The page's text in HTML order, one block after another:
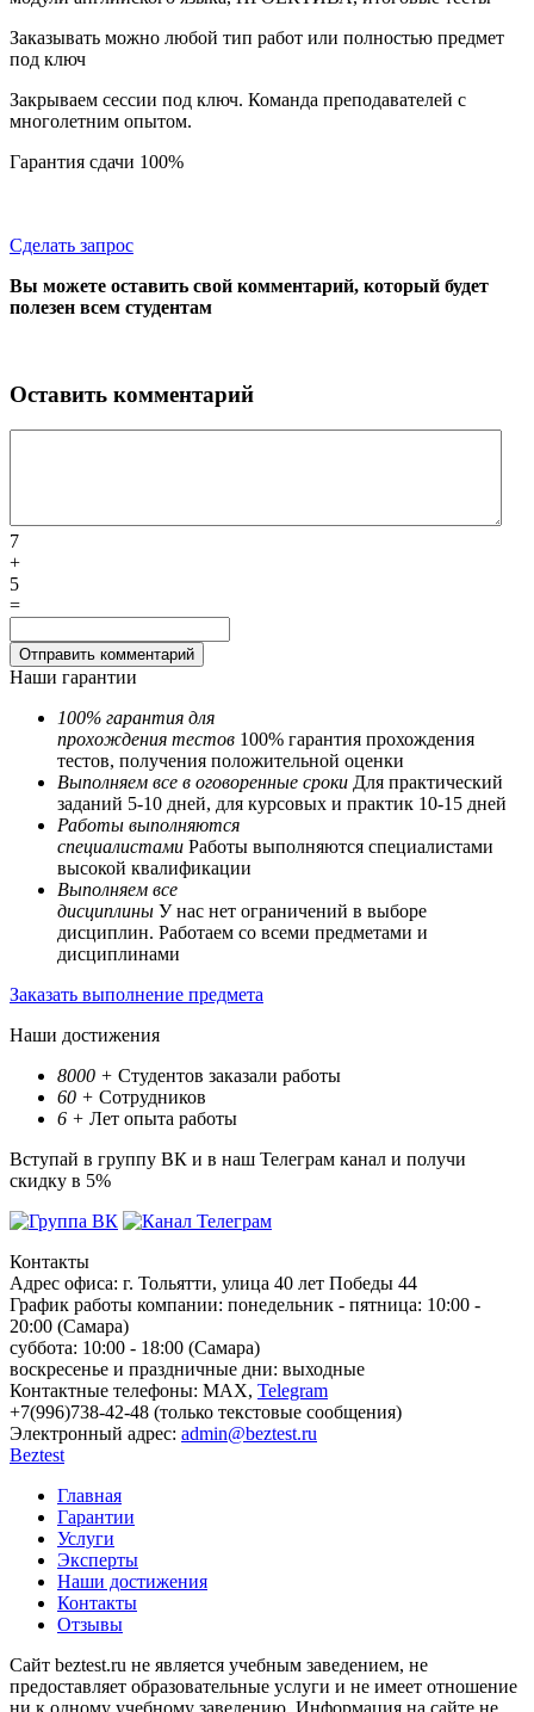
Заказывать можно любой тип работ или полностью предмет
под ключ
Закрываем сессии под ключ. Команда преподавателей с
многолетним опытом.
Гарантия сдачи 100%
Сделать запрос
Вы можете оставить свой комментарий, который будет
полезен всем студентам
Оставить комментарий
7
+
5
=
Наши гарантии
100% гарантия для
прохождения тестов 100% гарантия прохождения
тестов, получения положительной оценки
Выполняем все в оговоренные сроки Для практический
заданий 5-10 дней, для курсовых и практик 10-15 дней
Работы выполняются
специалистами Работы выполняются специалистами
высокой квалификации
Выполняем все
дисциплины У нас нет ограничений в выборе
дисциплин. Работаем со всеми предметами и
дисциплинами
Заказать выполнение предмета
Наши достижения
8000 + Студентов заказали работы
60 + Сотрудников
6 + Лет опыта работы
Вступай в группу ВК и в наш Телеграм канал и получи
скидку в 5%
Контакты
Адрес офиса: г. Тольятти, улица 40 лет Победы 44
График работы компании: понедельник - пятница: 10:00 -
20:00 (Самара)
суббота: 10:00 - 18:00 (Самара)
воскресенье и праздничные дни: выходные
Контактные телефоны: МАХ, Telegram
+7(996)738-42-48 (только текстовые сообщения)
Электронный адрес: admin@beztest.ru
Beztest
Главная
Гарантии
Услуги
Эксперты
Наши достижения
Контакты
Отзывы
Сайт beztest.ru не является учебным заведением, не
предоставляет образовательные услуги и не имеет отношение